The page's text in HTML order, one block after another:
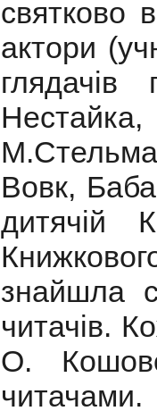
святково
актори
Вовк,
дитячій
знайшла
читачів.
О.